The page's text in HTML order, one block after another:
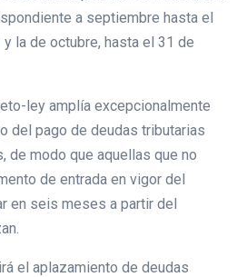
a septiembre hasta el
la de octubre, hasta el 31 de
ley amplía excepcionalmente
del pago de deudas tributarias
de modo que aquellas que no
de entrada en vigor del
en seis meses a partir del
el aplazamiento de deudas